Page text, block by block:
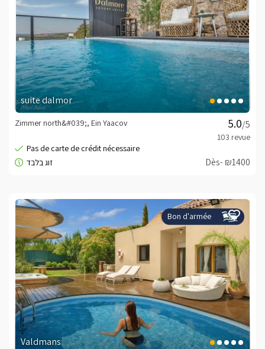
suite dalmor
/5
Zimmer north&#039;, Ein Yaacov
Dès- ₪1400
Bon d'armée
Valdmans